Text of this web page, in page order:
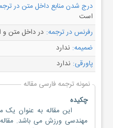
درج شدن منابع داخل متن در
است
رفرنس در ترجمه: در داخل متن و
ضمیمه: ندارد
پاورقی: ندارد
نمونه ترجمه فارسی مقاله
چکیده
این مقاله به عنوان یک
مهندسی ورزش می باشد.